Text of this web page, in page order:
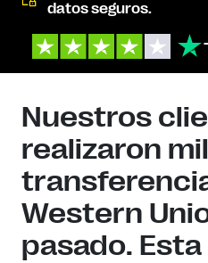
datos seguros.
Nuestros
realizaron
Western
pasado.